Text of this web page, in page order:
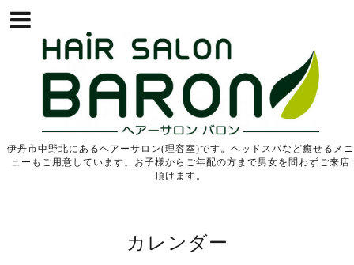
伊丹市中野北にあるヘアーサロン(理容室)です。ヘッドスパなど癒せるメニ
ューもご用意しています。お子様からご年配の方まで男女を問わずご来店
頂けます。
カレンダー